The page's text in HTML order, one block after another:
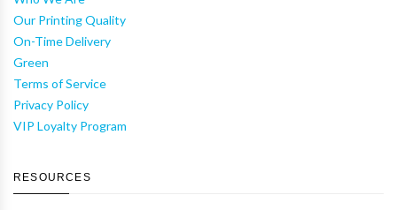
Our Printing Quality
On-Time Delivery
Green
Terms of Service
Privacy Policy
VIP Loyalty Program
RESOURCES